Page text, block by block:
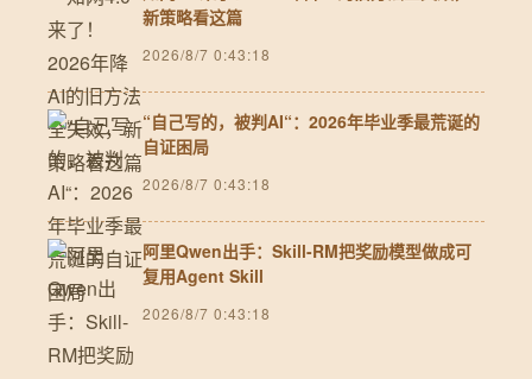
新策略看这篇
2026/8/7 0:43:18
“自己写的，被判AI“：2026年毕业季最荒诞的
自证困局
2026/8/7 0:43:18
阿里Qwen出手：Skill-RM把奖励模型做成可
复用Agent Skill
2026/8/7 0:43:18